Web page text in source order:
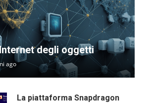
degli oggetti
ago
La piattaforma Snapdragon